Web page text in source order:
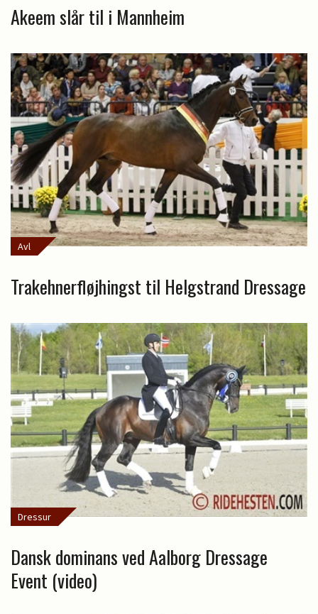
Akeem slår til i Mannheim
Avl
Trakehnerfløjhingst til Helgstrand Dressage
Dressur
Dansk dominans ved Aalborg Dressage
Event (video)